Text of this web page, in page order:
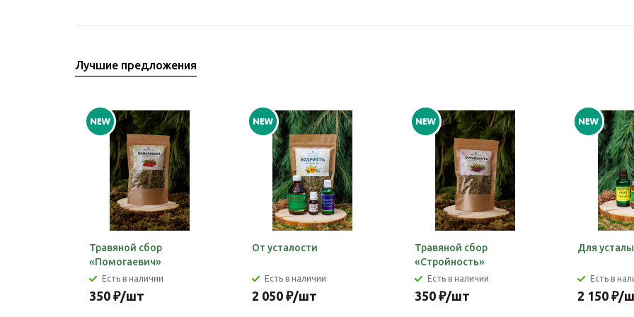
Лучшие предложения
Травяной сбор
«Помогаевич»
Есть в наличии
350 ₽/шт
От усталости
Есть в наличии
2 050 ₽/шт
Травяной сбор
«Стройность»
Есть в наличии
350 ₽/шт
Для
Есть в
2 150 ₽/